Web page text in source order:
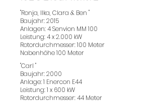
"Ronja, Ilka, Clara & Ben "
Baujahr: 2015
Anlagen: 4 Senvion MM 100
Leistung: 4 x 2.000 kW
Rotordurchmesser: 100 Meter
Nabenhöhe 100 Meter
"Carl "
Baujahr: 2000
Anlage: 1 Enercon E44
Leistung: 1 x 600 kW
Rotordurchmesser: 44 Meter